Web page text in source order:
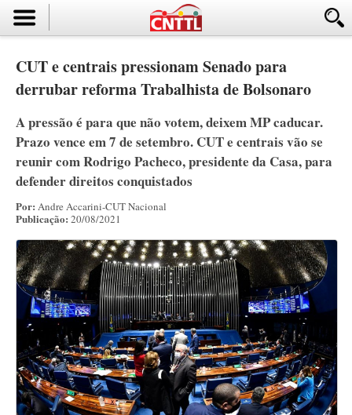
CUT e centrais pressionam Senado para
derrubar reforma Trabalhista de Bolsonaro
A pressão é para que não votem, deixem MP caducar.
Prazo vence em 7 de setembro. CUT e centrais vão se
reunir com Rodrigo Pacheco, presidente da Casa, para
defender direitos conquistados
Por: Andre Accarini-CUT Nacional
Publicação: 20/08/2021